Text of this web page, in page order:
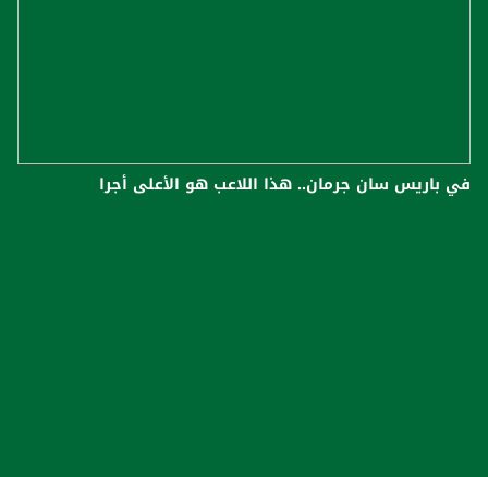
في باريس سان جرمان.. هذا اللاعب هو الأعلى أجرا